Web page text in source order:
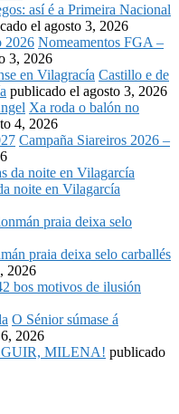
así é a Primeira Nacional
el agosto 3, 2026
Nomeamentos FGA –
3, 2026
Castillo e de
publicado el agosto 3, 2026
Xa roda o balón no
4, 2026
Campaña Siareiros 2026 –
noite en Vilagarcía
praia deixa selo carballés
2026
bos motivos de ilusión
O Sénior súmase á
2026
MILENA! publicado